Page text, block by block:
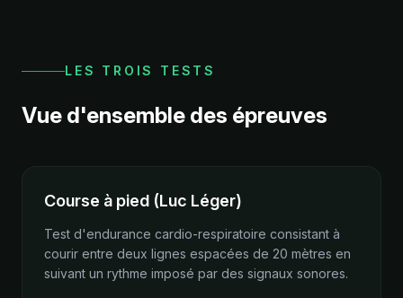
LES TROIS TESTS
Vue d'ensemble des épreuves
Course à pied (Luc Léger)
Test d'endurance cardio-respiratoire consistant à
courir entre deux lignes espacées de 20 mètres en
suivant un rythme imposé par des signaux sonores.